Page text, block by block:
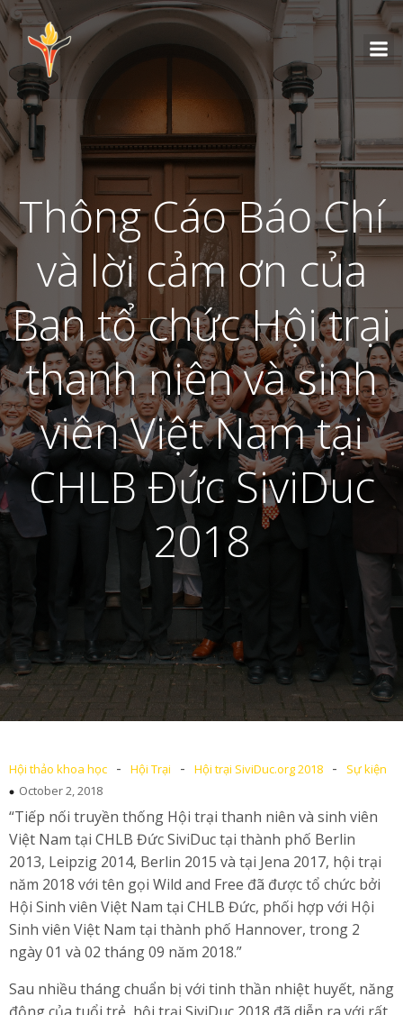
Thông Cáo Báo Chí
và lời cảm ơn của
Ban tổ chức Hội trại
thanh niên và sinh
viên Việt Nam tại
CHLB Đức SiviDuc
2018
Hội thảo khoa học - Hội Trại - Hội trại SiviDuc.org 2018 -
Sự kiện
October 2, 2018
“Tiếp nối truyền thống Hội trại thanh niên và sinh viên
Việt Nam tại CHLB Đức SiviDuc tại thành phố Berlin
2013, Leipzig 2014, Berlin 2015 và tại Jena 2017, hội trại
năm 2018 với tên gọi Wild and Free đã được tổ chức bởi
Hội Sinh viên Việt Nam tại CHLB Đức, phối hợp với Hội
Sinh viên Việt Nam tại thành phố Hannover, trong 2
ngày 01 và 02 tháng 09 năm 2018.”
Sau nhiều tháng chuẩn bị với tinh thần nhiệt huyết, năng